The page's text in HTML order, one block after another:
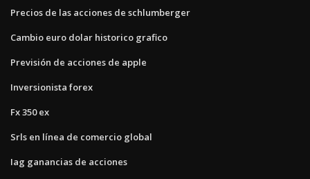
Precios de las acciones de schlumberger
Cambio euro dolar historico grafico
Previsión de acciones de apple
Inversionista forex
Fx 350 ex
Srls en línea de comercio global
Iag ganancias de acciones